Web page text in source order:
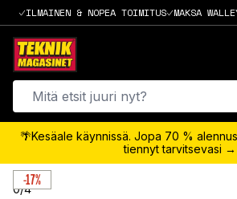
ILMAINEN & NOPEA TOIMITUS MAKSA
🌴Kesäale käynnissä. Jopa 70 %
tiennyt tarvitsevasi →
-17%
0/4